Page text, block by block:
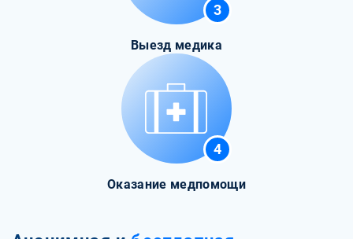
3
Выезд медика
4
Оказание медпомощи